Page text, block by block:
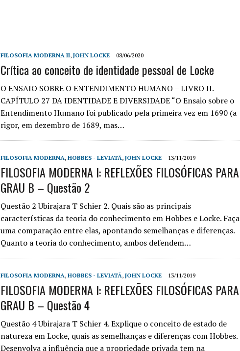
FILOSOFIA MODERNA II, JOHN LOCKE 08/06/2020
Crítica ao conceito de identidade pessoal de Locke
O ENSAIO SOBRE O ENTENDIMENTO HUMANO – LIVRO II.
CAPÍTULO 27 DA IDENTIDADE E DIVERSIDADE “O Ensaio sobre o
Entendimento Humano foi publicado pela primeira vez em 1690 (a
rigor, em dezembro de 1689, mas…
FILOSOFIA MODERNA, HOBBES - LEVIATÃ, JOHN LOCKE 13/11/2019
FILOSOFIA MODERNA I: REFLEXÕES FILOSÓFICAS PARA
GRAU B – Questão 2
Questão 2 Ubirajara T Schier 2. Quais são as principais
características da teoria do conhecimento em Hobbes e Locke. Faça
uma comparação entre elas, apontando semelhanças e diferenças.
Quanto a teoria do conhecimento, ambos defendem…
FILOSOFIA MODERNA, HOBBES - LEVIATÃ, JOHN LOCKE 13/11/2019
FILOSOFIA MODERNA I: REFLEXÕES FILOSÓFICAS PARA
GRAU B – Questão 4
Questão 4 Ubirajara T Schier 4. Explique o conceito de estado de
natureza em Locke, quais as semelhanças e diferenças com Hobbes.
Desenvolva a influência que a propriedade privada tem na